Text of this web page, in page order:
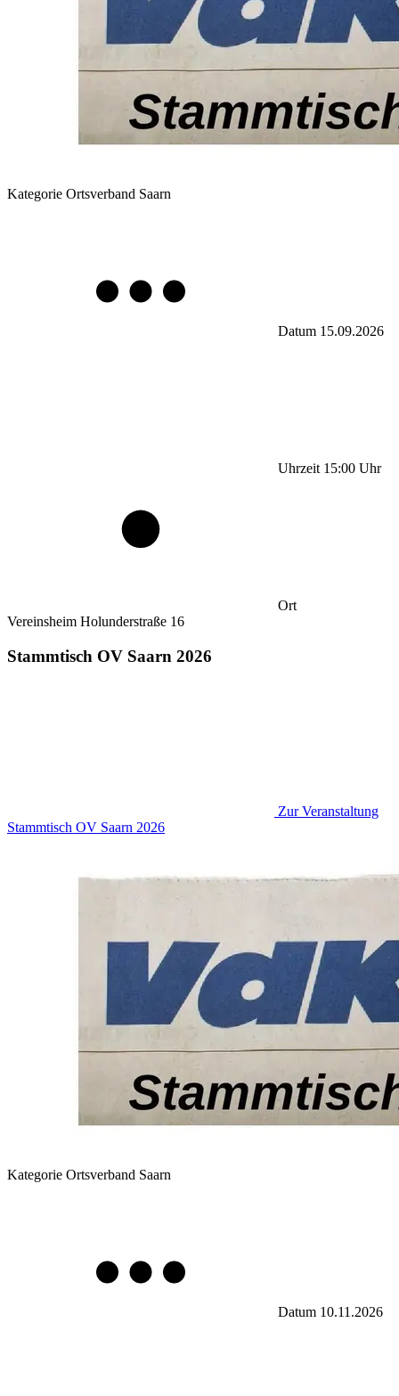
Kategorie Ortsverband Saarn
Datum 15.09.2026
Uhrzeit 15:00 Uhr
Ort
Vereinsheim Holunderstraße 16
Stammtisch OV Saarn 2026
Zur Veranstaltung
Stammtisch OV Saarn 2026
Kategorie Ortsverband Saarn
Datum 10.11.2026